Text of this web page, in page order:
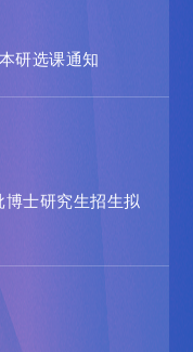
研选课通知
博士研究生招生拟